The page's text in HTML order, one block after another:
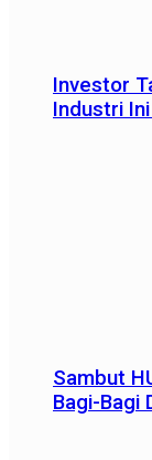
Investor
Industri
Sambut
Bagi-Bagi